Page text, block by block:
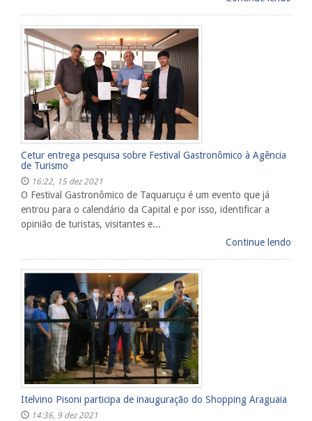
​Cetur entrega pesquisa sobre Festival Gastronômico à Agência
de Turismo
16:22, 15 dez 2021
O Festival Gastronômico de Taquaruçu é um evento que já
entrou para o calendário da Capital e por isso, identificar a
opinião de turistas, visitantes e...
Continue lendo
Itelvino Pisoni participa de inauguração do Shopping Araguaia
14:36, 9 dez 2021